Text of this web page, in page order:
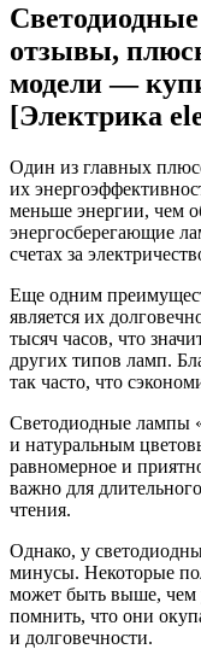
отзывы,
модели —
[Электрика
Один из главных
их
меньше энергии, чем
энергосберегающие
счетах за
Еще одним
является их
тысяч часов, что
других типов ламп.
так часто, что
Светодиодные лампы
и натуральным
равномерное и
важно для
чтения.
Однако, у
минусы. Некоторые
может быть выше,
помнить, что они
и долговечности.